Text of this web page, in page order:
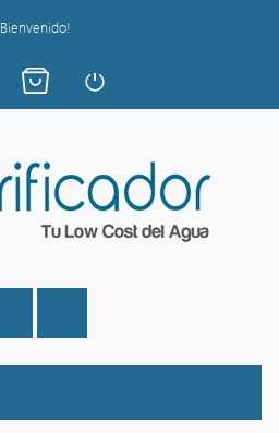
Bienvenido!